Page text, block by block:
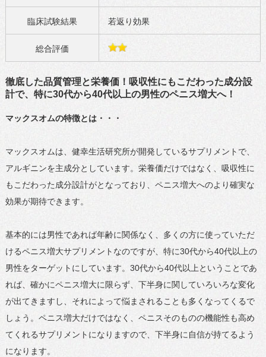
臨床試験結果 若返り効果
総合評価
徹底した品質管理と栄養価！吸収性にもこだわった成分設
計で、特に30代から40代以上の男性のペニス増大へ！
マックスオムの特徴とは・・・
マックスオムは、健幸生活研究所が開発しているサプリメントで、
アルギニンを主成分としています。栄養価だけではなく、吸収性に
もこだわった成分設計がとなっており、ペニス増大へのより確実な
効果が期待できます。
基本的には男性であれば年齢に関係なく、多くの方に使っていただ
けるペニス増大サプリメントなのですが、特に30代から40代以上の
男性をターゲットにしています。30代から40代以上ということであ
れば、確かにペニス増大に限らず、下半身に関していろいろな変化
が出てきますし、それによって悩まされることも多くなってくるで
しょう。ペニス増大だけではなく、ペニスそのものの機能性も高め
てくれるサプリメントになりますので、下半身に自信が持てるよう
になります。